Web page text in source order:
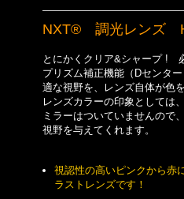
NXT® 調光レンズ
とにかくクリア&シャープ !
プリズム補正機能（Dセンタ
適な視野を、レンズ自体が色
レンズカラーの印象としては
ミラーはついていませんので
視野を与えてくれます。
視認性の高いピンクから赤
ラストレンズです！